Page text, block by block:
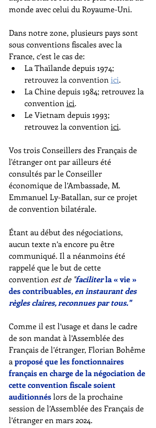
monde avec celui du Royaume-Uni.
Dans notre zone, plusieurs pays sont
sous conventions fiscales avec la
France, c’est le cas de:
La Thaïlande depuis 1974;
retrouvez la convention ici.
La Chine depuis 1984; retrouvez la
convention ici.
Le Vietnam depuis 1993;
retrouvez la convention ici.
Vos trois Conseillers des Français de
l'étranger ont par ailleurs été
consultés par le Conseiller
économique de l’Ambassade, M.
Emmanuel Ly-Batallan, sur ce projet
de convention bilatérale.
Étant au début des négociations,
aucun texte n’a encore pu être
communiqué. Il a néanmoins été
rappelé que le but de cette
convention est de "faciliter la « vie »
des contribuables, en instaurant des
règles claires, reconnues par tous."
Comme il est l’usage et dans le cadre
de son mandat à l’Assemblée des
Français de l’étranger, Florian Bohême
a proposé que les fonctionnaires
français en charge de la négociation de
cette convention fiscale soient
auditionnés lors de la prochaine
session de l’Assemblée des Français de
l’étranger en mars 2024.